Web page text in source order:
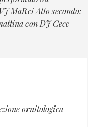
MaRci Atto secondo:
con DJ Cecc
ornitologica